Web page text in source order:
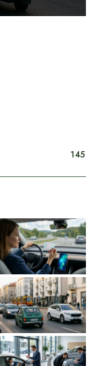
145